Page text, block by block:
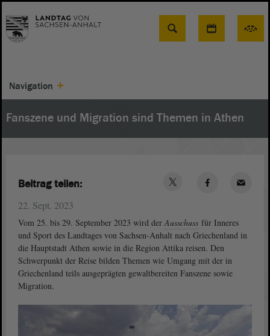
Suche
Navigation
Fanszene und Migration sind Themen in Athen
22. Sept. 2023
Vom 25. bis 29. September 2023 wird derAusschuss für Inneres
und Sport des Landtages von Sachsen-Anhalt nach Griechenland in
die Hauptstadt Athen sowie in die Region Attika reisen. Den
Schwerpunkt der Reise bilden Themen wie Umgang mit der in
Griechenland teils ausgeprägten gewaltbereiten Fanszene sowie
Migration.
Beitrag teilen: